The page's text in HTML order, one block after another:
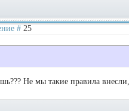
# 25
Не мы такие правила внесли,